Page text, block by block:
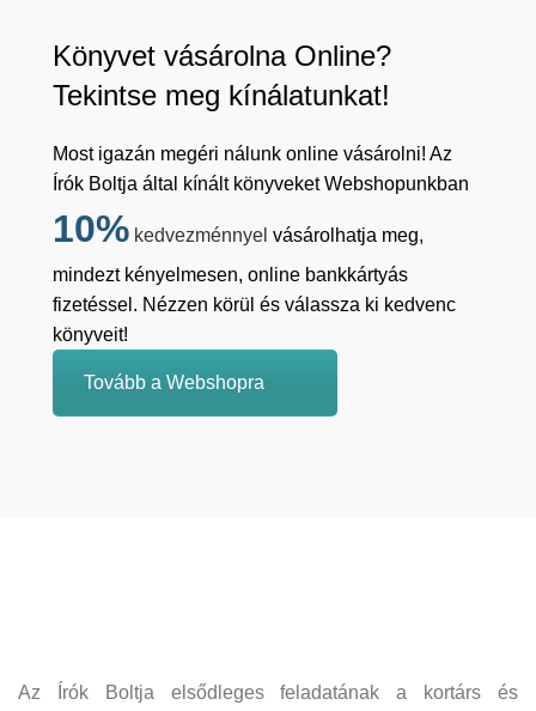
Könyvet vásárolna Online?
Tekintse meg kínálatunkat!
Most igazán megéri nálunk online vásárolni! Az
Írók Boltja által kínált könyveket Webshopunkban
10% kedvezménnyel vásárolhatja meg,
mindezt kényelmesen, online bankkártyás
fizetéssel. Nézzen körül és válassza ki kedvenc
könyveit!
Tovább a Webshopra
Az Írók Boltja elsődleges feladatának a kortárs és